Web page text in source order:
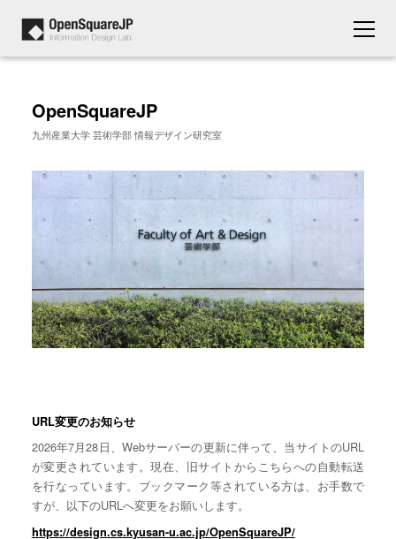
OpenSquareJP
九州産業大学 芸術学部 情報デザイン研究室
URL変更のお知らせ
2026年7月28日、Webサーバーの更新に伴って、当サイトのURL
が変更されています。現在、旧サイトからこちらへの自動転送
を行なっています。ブックマーク等されている方は、お手数で
すが、以下のURLへ変更をお願いします。
https://design.cs.kyusan-u.ac.jp/OpenSquareJP/